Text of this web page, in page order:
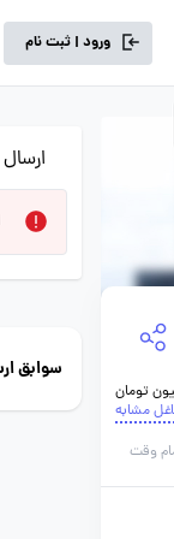
ورود | ثبت نام
مشابه
وقت
سوابق